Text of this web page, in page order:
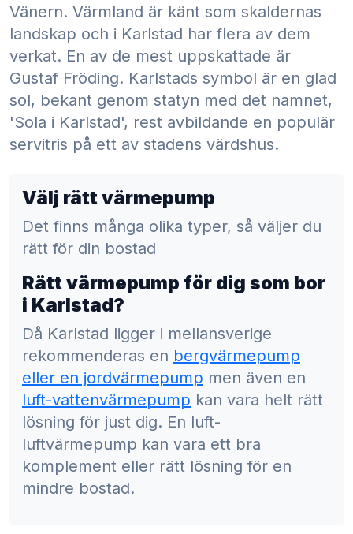
Vänern. Värmland är känt som skaldernas
landskap och i Karlstad har flera av dem
verkat. En av de mest uppskattade är
Gustaf Fröding. Karlstads symbol är en glad
sol, bekant genom statyn med det namnet,
'Sola i Karlstad', rest avbildande en populär
servitris på ett av stadens värdshus.
Välj rätt värmepump
Det finns många olika typer, så väljer du
rätt för din bostad
Rätt värmepump för dig som bor
i Karlstad?
Då Karlstad ligger i mellansverige
rekommenderas en bergvärmepump
eller en jordvärmepump men även en
luft-vattenvärmepump kan vara helt rätt
lösning för just dig. En luft-
luftvärmepump kan vara ett bra
komplement eller rätt lösning för en
mindre bostad.